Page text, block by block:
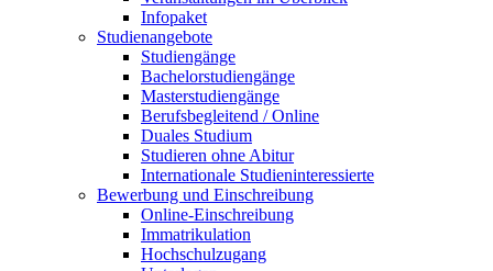
Infopaket
Studienangebote
Studiengänge
Bachelorstudiengänge
Masterstudiengänge
Berufsbegleitend / Online
Duales Studium
Studieren ohne Abitur
Internationale Studieninteressierte
Bewerbung und Einschreibung
Online-Einschreibung
Immatrikulation
Hochschulzugang